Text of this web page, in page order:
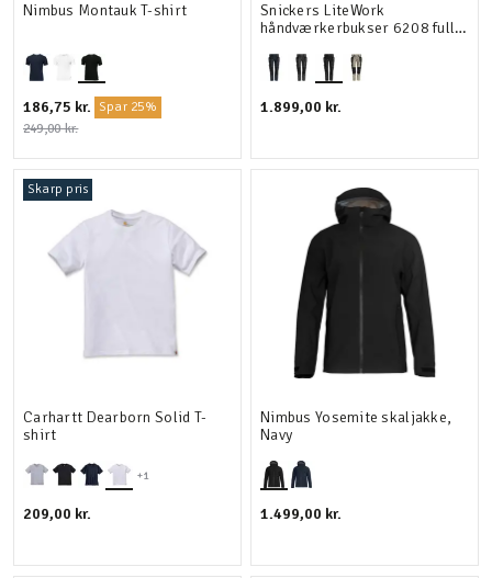
Nimbus Montauk T-shirt
186,75 kr. Spar 25%
249,00 kr.
Snickers LiteWork
håndværkerbukser 6208 full
1.899,00 kr.
Skarp pris
+1
Carhartt Dearborn Solid T-
shirt
209,00 kr.
Nimbus Yosemite skaljakke,
Navy
1.499,00 kr.